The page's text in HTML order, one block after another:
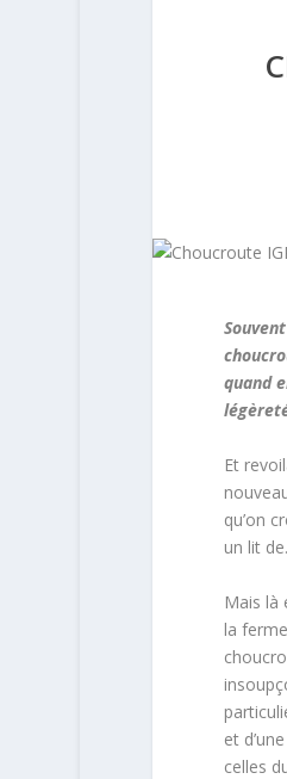
quand
Et
qu’on
un lit
Mais là
la
et
celles